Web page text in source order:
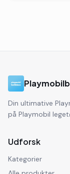
Din ultimative
på Playmobil
Udforsk
Kategorier